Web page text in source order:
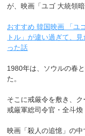
が、映画「ユゴ 大統領暗
おすすめ 韓国映画 「ユ
トル」が違い過ぎて、
った話
1980年は、ソウルの春
た。
そこに戒厳令を敷き、ク
戒厳軍総司令官・全斗煥
映画「殺人の追憶」の